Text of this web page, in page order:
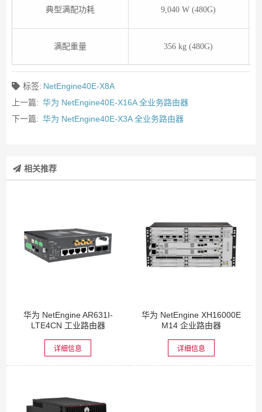
典型满配功耗 9,040 W (480G)
满配重量 356 kg (480G)
标签: NetEngine40E-X8A
上一篇: 华为 NetEngine40E-X16A 全业务路由器
下一篇: 华为 NetEngine40E-X3A 全业务路由器
相关推荐
华为 NetEngine AR631I-
LTE4CN 工业路由器
详细信息
华为 NetEngine XH16000E
M14 企业路由器
详细信息